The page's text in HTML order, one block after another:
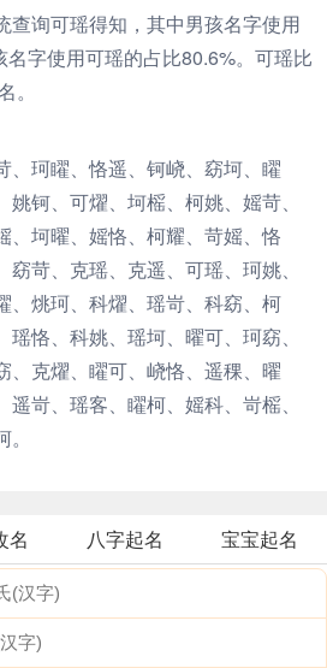
查询可瑶得知，其中男孩名字使用
字使用可瑶的占比80.6%。可瑶比
、珂矅、恪遥、钶峣、窈坷、矅
钶、可燿、坷榣、柯姚、媱苛、
、坷曜、媱恪、柯耀、苛媱、恪
苛、克瑶、克遥、可瑶、珂姚、
、烑珂、科燿、瑶岢、科窈、柯
恪、科姚、瑶坷、曜可、珂窈、
、克燿、矅可、峣恪、遥稞、曜
岢、瑶客、矅柯、媱科、岢榣、
名 八字起名 宝宝起名